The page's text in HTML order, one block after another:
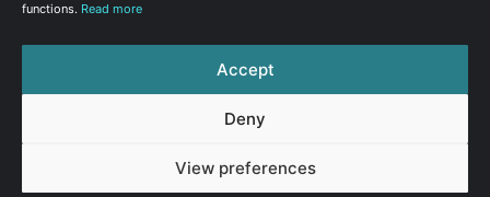
functions. Read more
Accept
Deny
View preferences
Ιστ:
| Terms of use | Privacy Policy